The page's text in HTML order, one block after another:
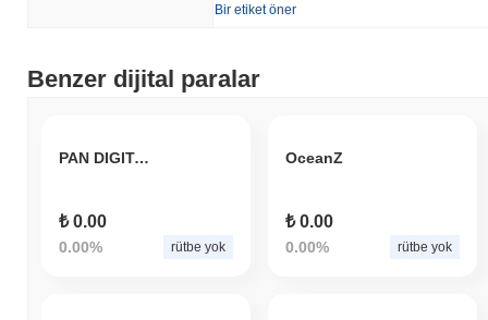
Bir etiket öner
Benzer dijital paralar
PAN DIGITAL CLUB
₺ 0.00
0.00% rütbe yok
OceanZ
₺ 0.00
0.00% rütbe yok